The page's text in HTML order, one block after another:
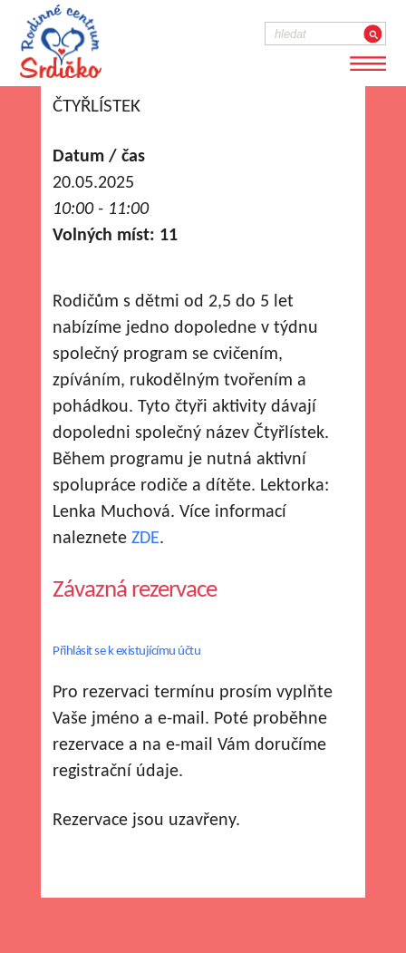
ČTYŘLÍSTEK
Datum / čas
20.05.2025
10:00 - 11:00
Volných míst: 11
Rodičům s dětmi od 2,5 do 5 let
nabízíme jedno dopoledne v týdnu
společný program se cvičením,
zpíváním, rukodělným tvořením a
pohádkou. Tyto čtyři aktivity dávají
dopoledni společný název Čtyřlístek.
Během programu je nutná aktivní
spolupráce rodiče a dítěte. Lektorka:
Lenka Muchová. Více informací
nalezneteZDE.
Závazná rezervace
Přihlásit se k existujícímu účtu
Pro rezervaci termínu prosím vyplňte
Vaše jméno a e-mail. Poté proběhne
rezervace a na e-mail Vám doručíme
registrační údaje.
Rezervace jsou uzavřeny.